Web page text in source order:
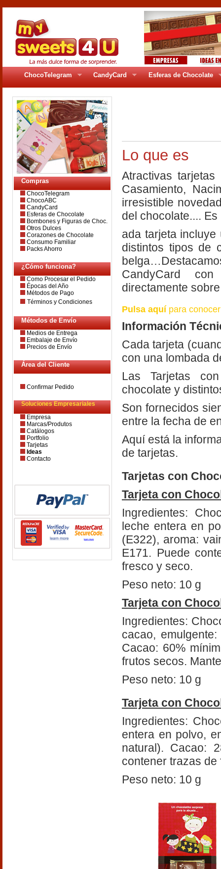
ChocoTelegram CandyCard Esferas de Chocolate
Compras
ChocoTelegram
ChocoABC
CandyCard
Esferas de Chocolate
Bombones y Figuras de Choc.
Otros Dulces
Corazones de Chocolate
Consumo Familiar
Packs Ahorro
¿Cómo funciona?
Como Procesar el Pedido
Épocas del Año
Métodos de Pago
Términos y Condiciones
Métodos de Envío
Medios de Entrega
Embalaje de Envío
Precios de Envío
Área del Cliente
Confirmar Pedido
Soluciones Empresariales
Empresa
Marcas/Produtos
Catálogos
Portfolio
Tarjetas
Ideas
Contacto
Lo que es
Atractivas
Casamiento,
irresistible
del chocolate....
ada tarjeta
distintos tipos de
CandyCard
directamente
Pulsa aquí para
Información
Cada tarjeta
con una lombada
Las Tarjetas
chocolate y
Son fornecidos
entre la fecha de
Aquí está la
de tarjetas.
Tarjetas con
Tarjeta con
Ingredientes:
leche entera en
(E322), aroma:
E171. Puede
fresco y seco.
Peso neto: 10 g
Tarjeta con
Ingredientes:
cacao,
Cacao: 60%
frutos secos.
Peso neto: 10 g
Tarjeta con
Ingredientes:
entera en polvo,
natural). Cacao:
contener trazas
Peso neto: 10 g